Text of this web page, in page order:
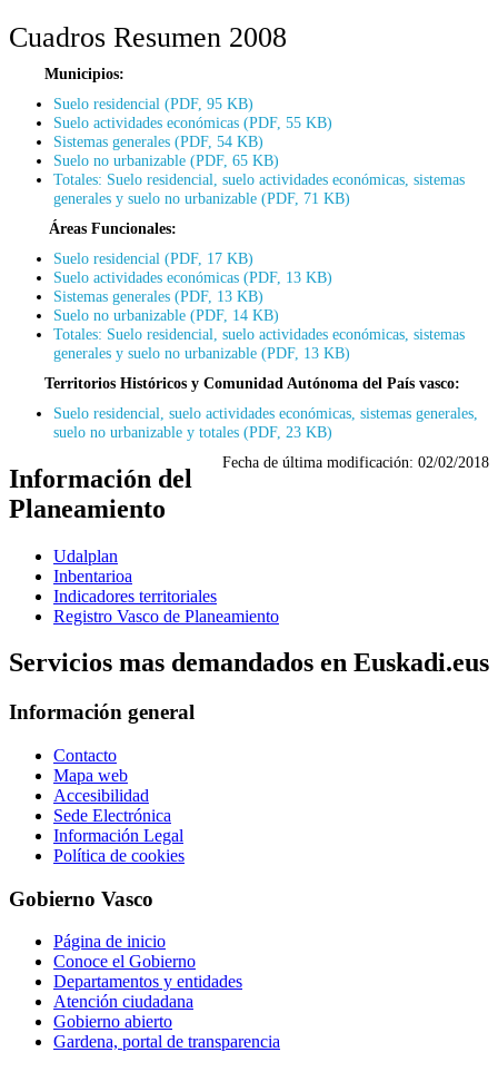
Cuadros Resumen 2008
Municipios:
Suelo residencial (PDF, 95 KB)
Suelo actividades económicas (PDF, 55 KB)
Sistemas generales (PDF, 54 KB)
Suelo no urbanizable (PDF, 65 KB)
Totales: Suelo residencial, suelo actividades económicas, sistemas
generales y suelo no urbanizable (PDF, 71 KB)
Áreas Funcionales:
Suelo residencial (PDF, 17 KB)
Suelo actividades económicas (PDF, 13 KB)
Sistemas generales (PDF, 13 KB)
Suelo no urbanizable (PDF, 14 KB)
Totales: Suelo residencial, suelo actividades económicas, sistemas
generales y suelo no urbanizable (PDF, 13 KB)
Territorios Históricos y Comunidad Autónoma del País vasco:
Suelo residencial, suelo actividades económicas, sistemas generales,
suelo no urbanizable y totales (PDF, 23 KB)
Fecha de última modificación: 02/02/2018
Información del
Planeamiento
Udalplan
Inbentarioa
Indicadores territoriales
Registro Vasco de Planeamiento
Servicios mas demandados en Euskadi.eus
Información general
Contacto
Mapa web
Accesibilidad
Sede Electrónica
Información Legal
Política de cookies
Gobierno Vasco
Página de inicio
Conoce el Gobierno
Departamentos y entidades
Atención ciudadana
Gobierno abierto
Gardena, portal de transparencia